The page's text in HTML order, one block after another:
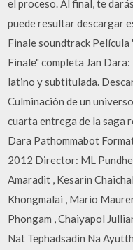
el proceso. Al final, te
puede resultar descargar
Finale soundtrack Película
Finale" completa Jan
latino y subtitulada.
Culminación de un
cuarta entrega de la saga
Dara Pathommabot
2012 Director: ML
Amaradit , Kesarin
Khongmalai , Mario
Phongam , Chaiyapol
Nat Tephadsadin Na